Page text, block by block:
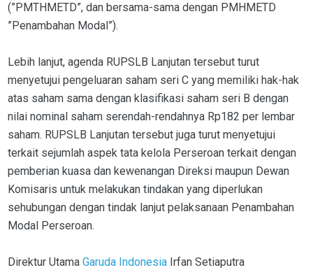
(”PMTHMETD”, dan bersama-sama dengan PMHMETD
”Penambahan Modal”).
Lebih lanjut, agenda RUPSLB Lanjutan tersebut turut
menyetujui pengeluaran saham seri C yang memiliki hak-hak
atas saham sama dengan klasifikasi saham seri B dengan
nilai nominal saham serendah-rendahnya Rp182 per lembar
saham. RUPSLB Lanjutan tersebut juga turut menyetujui
terkait sejumlah aspek tata kelola Perseroan terkait dengan
pemberian kuasa dan kewenangan Direksi maupun Dewan
Komisaris untuk melakukan tindakan yang diperlukan
sehubungan dengan tindak lanjut pelaksanaan Penambahan
Modal Perseroan.
Direktur Utama Garuda Indonesia Irfan Setiaputra